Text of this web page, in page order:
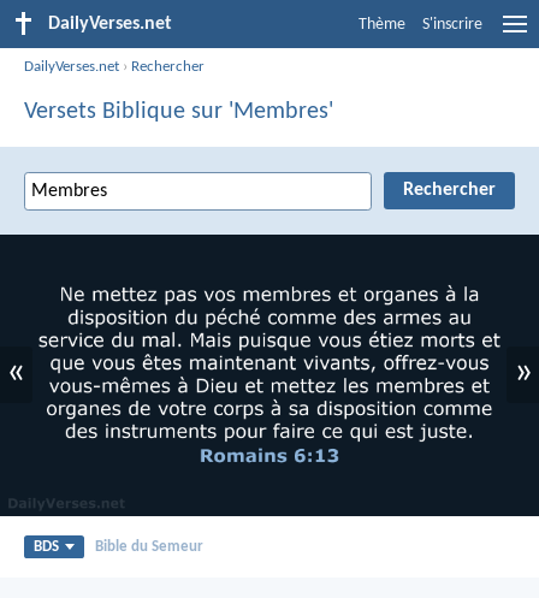
DailyVerses.net Thème S'inscrire
DailyVerses.net › Rechercher
Versets Biblique sur 'Membres'
« »
BDS Bible du Semeur